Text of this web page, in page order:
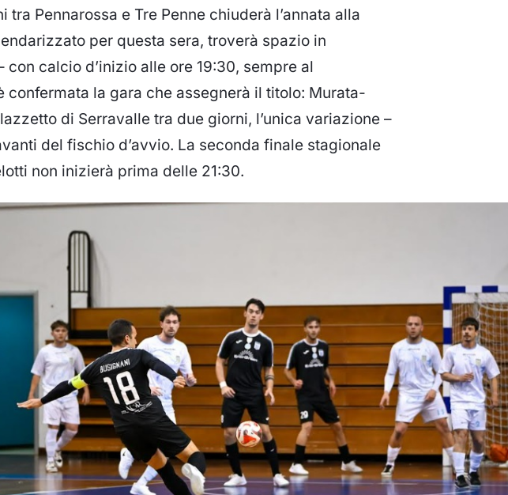
tra Pennarossa e Tre Penne chiuderà l’annata alla
per questa sera, troverà spazio in
calcio d’inizio alle ore 19:30, sempre al
confermata la gara che assegnerà il titolo: Murata-
di Serravalle tra due giorni, l’unica variazione –
del fischio d’avvio. La seconda finale stagionale
non inizierà prima delle 21:30.